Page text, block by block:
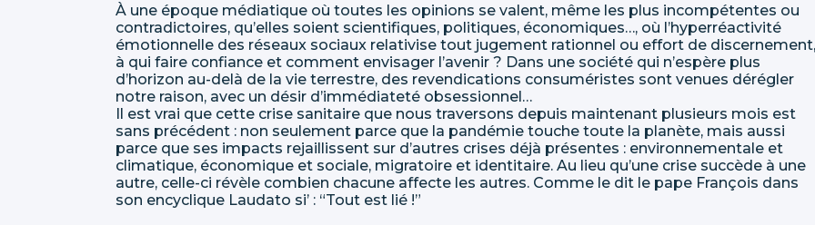
À une époque médiatique où toutes les opinions se valent, même les plus incompétentes ou
contradictoires, qu’elles soient scientifiques, politiques, économiques…, où l’hyperréactivité
émotionnelle des réseaux sociaux relativise tout jugement rationnel ou effort de discernement,
à qui faire confiance et comment envisager l’avenir ? Dans une société qui n’espère plus
d’horizon au-delà de la vie terrestre, des revendications consuméristes sont venues dérégler
notre raison, avec un désir d’immédiateté obsessionnel…
Il est vrai que cette crise sanitaire que nous traversons depuis maintenant plusieurs mois est
sans précédent : non seulement parce que la pandémie touche toute la planète, mais aussi
parce que ses impacts rejaillissent sur d’autres crises déjà présentes : environnementale et
climatique, économique et sociale, migratoire et identitaire. Au lieu qu’une crise succède à une
autre, celle-ci révèle combien chacune affecte les autres. Comme le dit le pape François dans
son encyclique Laudato si’ : “Tout est lié !”